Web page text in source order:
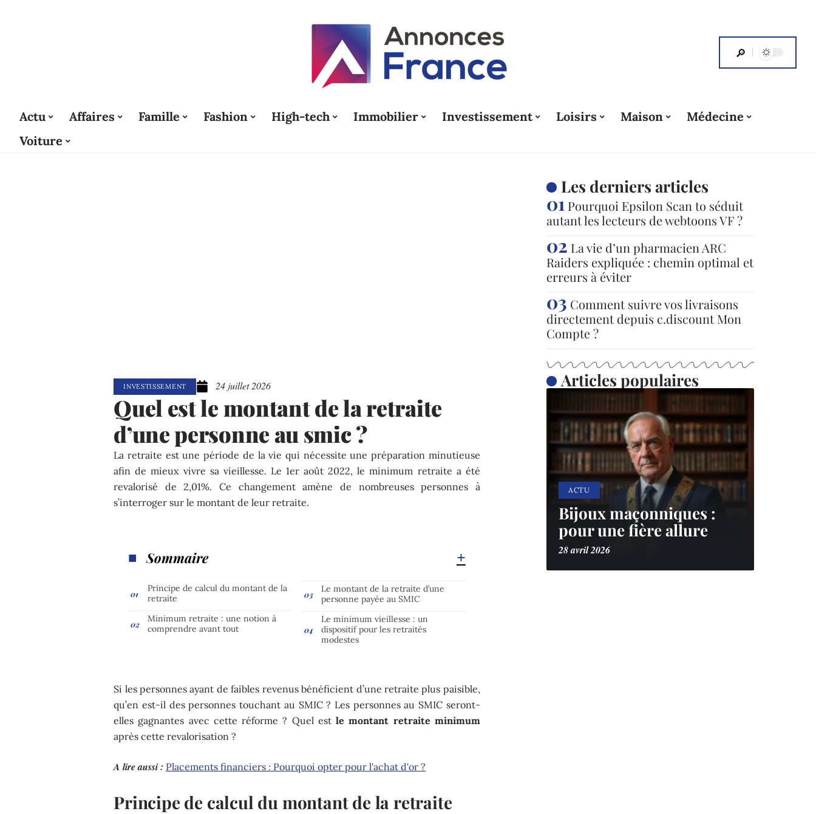
Actu Affaires Famille Fashion High-tech Immobilier Investissement Loisirs Maison
Médecine
Voiture
INVESTISSEMENT 24 juillet 2026
Quel est le montant de la retraite
d’une personne au smic ?
La retraite est une période de la vie qui nécessite une préparation minutieuse
afin de mieux vivre sa vieillesse. Le 1er août 2022, le minimum retraite a été
revalorisé de 2,01%. Ce changement amène de nombreuses personnes à
s’interroger sur le montant de leur retraite.
Sommaire
Principe de calcul du montant de la
retraite
Minimum retraite : une notion à
comprendre avant tout
Le montant de la retraite d’une
personne payée au SMIC
Le minimum vieillesse : un
dispositif pour les retraités
modestes
Si les personnes ayant de faibles revenus bénéficient d’une retraite plus paisible,
qu’en est-il des personnes touchant au SMIC ? Les personnes au SMIC seront-
elles gagnantes avec cette réforme ? Quel estle montant retraite minimum
après cette revalorisation ?
A lire aussi : Placements financiers : Pourquoi opter pour l'achat d'or ?
Principe de calcul du montant de la retraite
Les derniers articles
Pourquoi Epsilon Scan to séduit
autant les lecteurs de webtoons VF ?
La vie d’un pharmacien ARC
Raiders expliquée : chemin optimal et
erreurs à éviter
Comment suivre vos livraisons
directement depuis c.discount Mon
Compte ?
Articles populaires
ACTU
Bijoux maçonniques :
pour une fière allure
28 avril 2026